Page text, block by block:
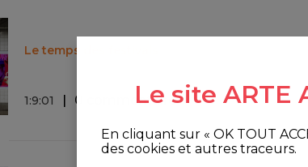
Le temps des festivals
1:9:01 0 commentaireLe site ARTE
En cliquant sur « OK TOUT
des cookies et autres traceurs.